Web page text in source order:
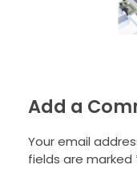
Add a
Your email
fields are marked